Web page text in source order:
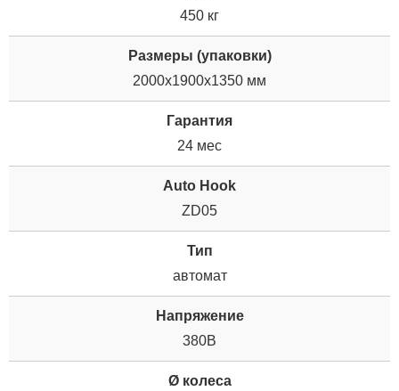
450 кг
Размеры (упаковки)
2000х1900х1350 мм
Гарантия
24 мес
Auto Hook
ZD05
Тип
автомат
Напряжение
380В
Ø колеса